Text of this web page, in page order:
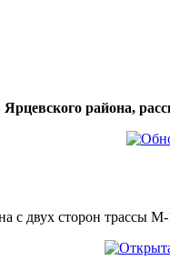
района,
с двух сторон трассы М-